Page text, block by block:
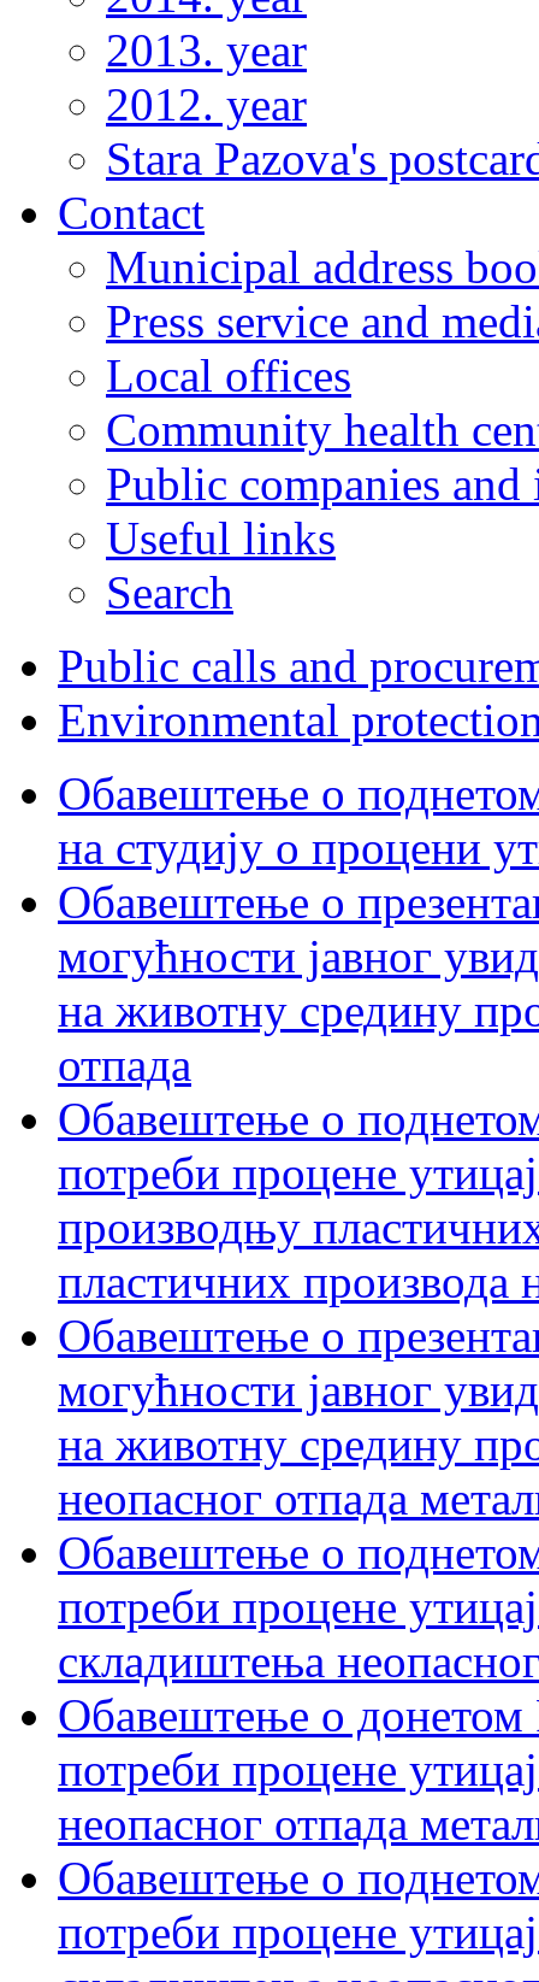
2013. year
2012. year
Stara Pazova's
Contact
Municipal address
Press service and
Local offices
Community health
Public companies
Useful links
Search
Public calls and
Environmental
Обавештење о поднетом
на студију о процени
Обавештење о
могућности јавног
на животну средину
отпада
Обавештење о
потреби процене
производњу
пластичних производа
Обавештење о
могућности јавног
на животну средину
неопасног отпада
Обавештење о
потреби процене
складиштења
Обавештење о
потреби процене
неопасног отпада
Обавештење о
потреби процене